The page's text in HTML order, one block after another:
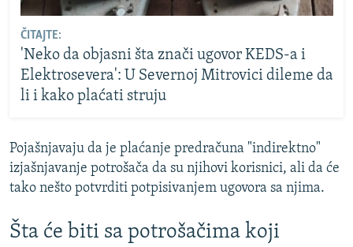
ČITAJTE:
'Neko da objasni šta znači ugovor KEDS-a i
Elektrosevera': U Severnoj Mitrovici dileme da
li i kako plaćati struju
Pojašnjavaju da je plaćanje predračuna "indirektno"
izjašnjavanje potrošača da su njihovi korisnici, ali da će
tako nešto potvrditi potpisivanjem ugovora sa njima.
Šta će biti sa potrošačima koji